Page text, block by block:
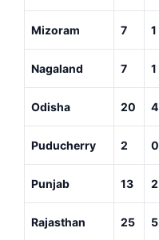
Mizoram 7 1
Nagaland 7 1
Odisha 20 4
Puducherry 2 0
Punjab 13 2
Rajasthan 25 5